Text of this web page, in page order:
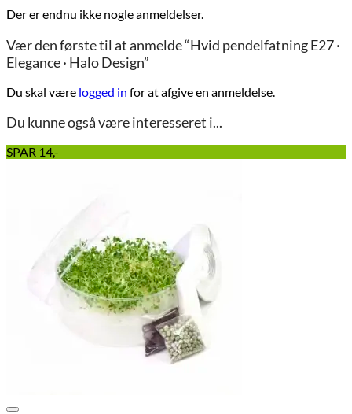
Der er endnu ikke nogle anmeldelser.
Vær den første til at anmelde “Hvid pendelfatning E27 ·
Elegance · Halo Design”
Du skal være logged in for at afgive en anmeldelse.
Du kunne også være interesseret i...
SPAR 14,-